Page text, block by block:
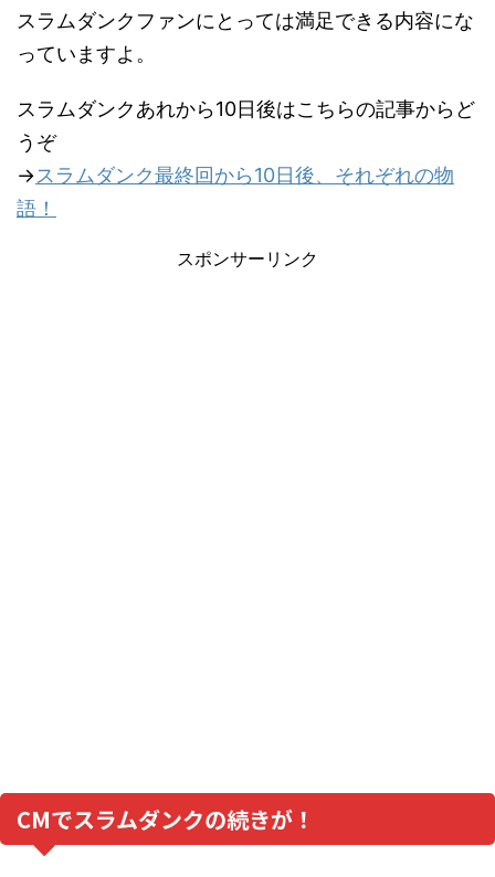
スラムダンクファンにとっては満足できる内容にな
っていますよ。
スラムダンクあれから10日後はこちらの記事からど
うぞ
→スラムダンク最終回から10日後、それぞれの物
語！
スポンサーリンク
CMでスラムダンクの続きが！